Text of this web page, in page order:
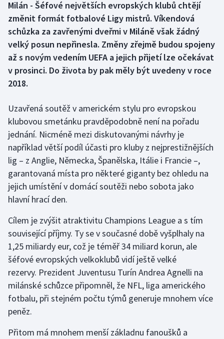
Box
Curling
Dostihy
Golf
Gymnastika
Házená
Judo
Krasobruslení
Lezení
Lyže a snowboard
Moderní pětiboj
Milán - Šéfové největších evropských klubů chtějí
změnit formát fotbalové Ligy mistrů. Víkendová
schůzka za zavřenými dveřmi v Miláně však žádný
velký posun nepřinesla. Změny zřejmě budou spojeny
až s novým vedením UEFA a jejich přijetí lze očekávat
v prosinci. Do života by pak měly být uvedeny v roce
2018.
Uzavřená soutěž v americkém stylu pro evropskou
klubovou smetánku pravděpodobně není na pořadu
jednání. Nicméně mezi diskutovanými návrhy je
například větší podíl účasti pro kluby z nejprestižnějších
lig – z Anglie, Německa, Španělska, Itálie i Francie –,
garantovaná místa pro některé giganty bez ohledu na
jejich umístění v domácí soutěži nebo sobota jako
hlavní hrací den.
Cílem je zvýšit atraktivitu Champions League a s tím
související příjmy. Ty se v současné době vyšplhaly na
1,25 miliardy eur, což je téměř 34 miliard korun, ale
šéfové evropských velkoklubů vidí ještě velké
rezervy. Prezident Juventusu Turín Andrea Agnelli na
milánské schůzce připomněl, že NFL, liga amerického
fotbalu, při stejném počtu týmů generuje mnohem více
peněz.
Přitom má mnohem menší základnu fanoušků a